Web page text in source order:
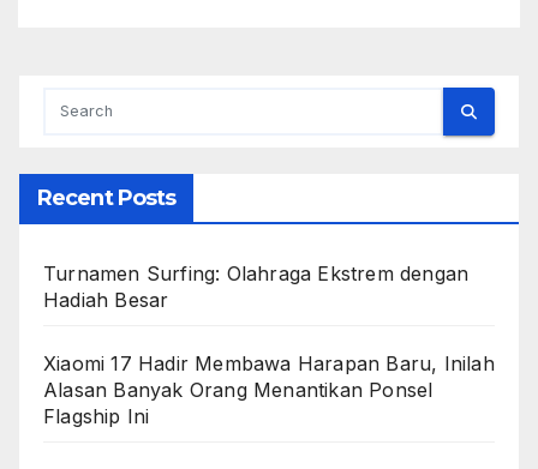
Recent Posts
Turnamen Surfing: Olahraga Ekstrem dengan
Hadiah Besar
Xiaomi 17 Hadir Membawa Harapan Baru, Inilah
Alasan Banyak Orang Menantikan Ponsel
Flagship Ini